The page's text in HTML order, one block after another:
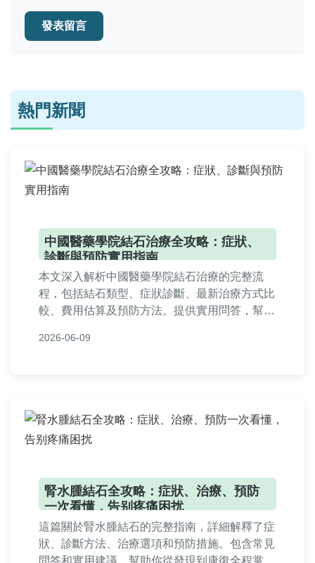
發表留言
熱門新聞
中國醫藥學院結石治療全攻略：症狀、
診斷與預防實用指南
本文深入解析中國醫藥學院結石治療的完整流
程，包括結石類型、症狀診斷、最新治療方式比
較、費用估算及預防方法。提供實用問答，幫助
專業優勢與就醫經驗，適用於有結石困擾的民眾
2026-06-09
腎水腫結石全攻略：症狀、治療、預防
一次看懂，告别疼痛困扰
這篇關於腎水腫結石的完整指南，詳細解釋了症
狀、診斷方法、治療選項和預防措施。包含常見
問答和實用建議，幫助你從發現到康復全程掌